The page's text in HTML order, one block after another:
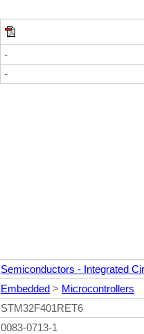
-
-
Semiconductors - Integrated
Embedded > Microcontrollers
STM32F401RET6
0083-0713-1